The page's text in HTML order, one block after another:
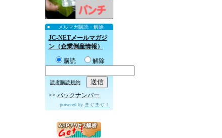
メルマガ購読・解除
JC-NETメールマガジ
ン（企業倒産情報）
購読 解除
読者購読規約
>> バックナンバー
powered by まぐまぐ！